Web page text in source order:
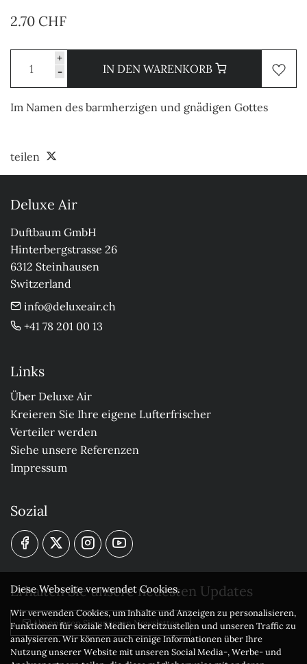
2.70 CHF
+
-
IN DEN WARENKORB
Im Namen des barmherzigen und gnädigen Gottes
teilen
Deluxe Air
Duftbaum GmbH
Hinterbergstrasse 26
6312 Steinhausen
Switzerland
info@deluxeair.ch
+41 78 201 00 13
Links
Über Deluxe Air
Kreieren Sie Ihre eigene Lufterfrischer
Verteiler werden
Siehe unsere Referenzen
Impressum
Sozial
Erhalten Sie unsere neuesten Updates
Abonnieren Sie unseren Newsletter
Diese Webseite verwendet Cookies.
Wir verwenden Cookies, um Inhalte und Anzeigen zu personalisieren,
Funktionen für soziale Medien bereitzustellen und unseren Traffic zu
analysieren. Wir können auch einige Informationen über Ihre
Nutzung unserer Website mit unseren Social Media-, Werbe- und